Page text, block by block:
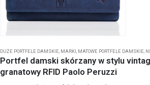
DUŻE PORTFELE DAMSKIE, MARKI , MATOWE PORTFELE DAMSKIE,
Portfel damski skórzany w stylu
granatowy RFID Paolo Peruzzi